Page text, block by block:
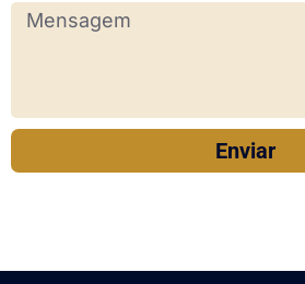
Enviar